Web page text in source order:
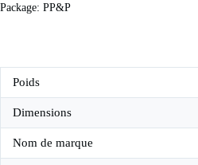
Package: PP&P
Poids
Dimensions
Nom de marque